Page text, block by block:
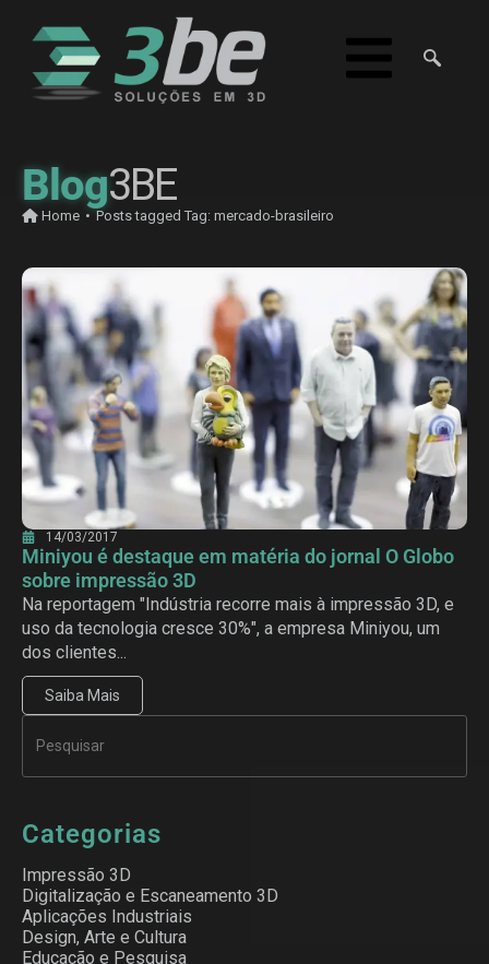
Blog3BE
Home • Posts tagged Tag: mercado-brasileiro
14/03/2017
Miniyou é destaque em matéria do jornal O Globo
sobre impressão 3D
Na reportagem "Indústria recorre mais à impressão 3D, e
uso da tecnologia cresce 30%", a empresa Miniyou, um
dos clientes...
Saiba Mais
Categorias
Impressão 3D
Digitalização e Escaneamento 3D
Aplicações Industriais
Design, Arte e Cultura
Educação e Pesquisa